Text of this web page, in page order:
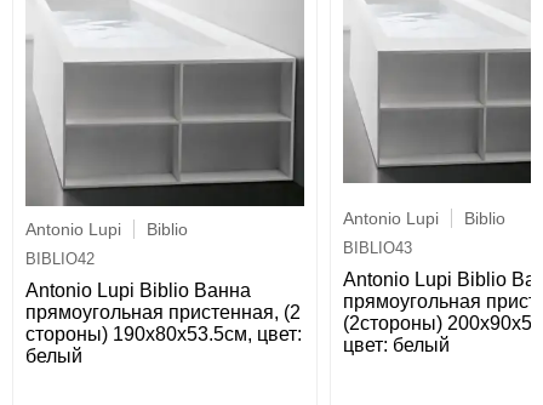
Antonio Lupi Biblio
BIBLIO42
Antonio Lupi Biblio Ванна
прямоугольная пристенная, (2
стороны) 190х80х53.5см, цвет:
белый
Antonio Lupi Biblio
BIBLIO43
Antonio Lupi Biblio
прямоугольная
(2стороны)
цвет: белый